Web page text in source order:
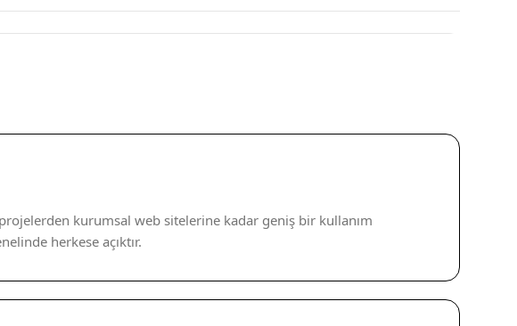
kurumsal web sitelerine kadar geniş bir kullanım
herkese açıktır.